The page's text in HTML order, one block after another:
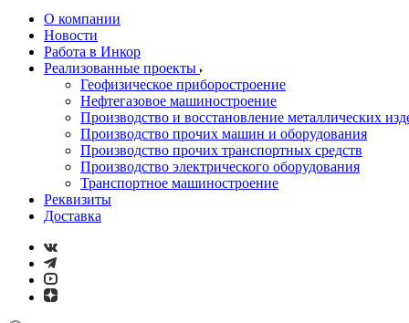
О компании
Новости
Работа в Инкор
Реализованные проекты
Геофизическое приборостроение
Нефтегазовое машиностроение
Производство и восстановление металлических
Производство прочих машин и оборудования
Производство прочих транспортных средств
Производство электрического оборудования
Транспортное машиностроение
Реквизиты
Доставка